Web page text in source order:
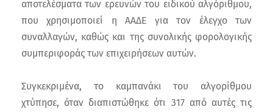
αποτελέσματα των ερευνών του ειδικού αλγόριθμου,
που χρησιμοποιεί η ΑΑΔΕ για τον έλεγχο των
συναλλαγών, καθώς και της συνολικής φορολογικής
συμπεριφοράς των επιχειρήσεων αυτών.
Συγκεκριμένα, το καμπανάκι του αλγορίθμου
χτύπησε, όταν διαπιστώθηκε ότι 317 από αυτές τις